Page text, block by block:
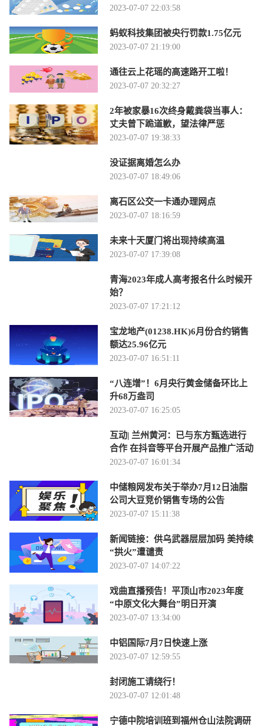
2023-07-07 22:03:58
蚂蚁科技集团被央行罚款1.75亿元
2023-07-07 21:19:00
通往云上花瑶的高速路开工啦！
2023-07-07 20:32:27
2年被家暴16次终身戴粪袋当事人：
丈夫曾下跪道歉，望法律严惩
2023-07-07 19:38:33
没证据离婚怎么办
2023-07-07 18:49:06
离石区公交一卡通办理网点
2023-07-07 18:16:59
未来十天厦门将出现持续高温
2023-07-07 17:39:08
青海2023年成人高考报名什么时候开
始？
2023-07-07 17:21:12
宝龙地产(01238.HK)6月份合约销售
额达25.96亿元
2023-07-07 16:51:11
“八连增”！6月央行黄金储备环比上
升68万盎司
2023-07-07 16:25:05
互动| 兰州黄河：已与东方甄选进行
合作 在抖音等平台开展产品推广活动
2023-07-07 16:01:34
中储粮网发布关于举办7月12日油脂
公司大豆竞价销售专场的公告
2023-07-07 15:11:38
新闻链接：供乌武器层层加码 美持续
“拱火”遭谴责
2023-07-07 14:07:22
戏曲直播预告！平顶山市2023年度
“中原文化大舞台”明日开演
2023-07-07 13:34:00
中铝国际7月7日快速上涨
2023-07-07 12:59:55
封闭施工请绕行！
2023-07-07 12:01:48
宁德中院培训班到福州仓山法院调研